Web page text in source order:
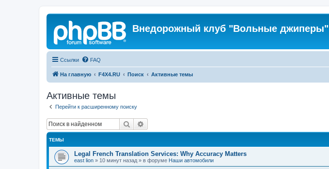
Внедорожный клуб "Вольные джиперы"
Ссылки FAQ
На главную F4X4.RU Поиск Активные темы
Активные темы
Перейти к расширенному поиску
Поиск
ТЕМЫ
Legal French Translation Services: Why Accuracy Matters
east lion » 10 минут назад » в форуме Наши автомобили